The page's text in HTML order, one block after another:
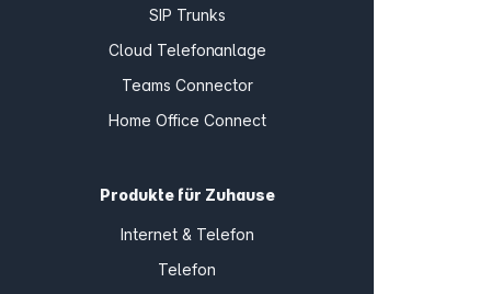
SIP Trunks
Cloud Telefonanlage
Teams Connector
Home Office Connect
Produkte für Zuhause
Internet & Telefon
Telefon